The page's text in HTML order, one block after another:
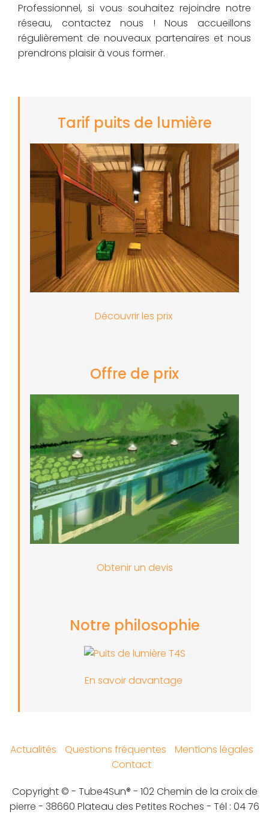
Professionnel, si vous souhaitez rejoindre notre
réseau, contactez nous ! Nous accueillons
régulièrement de nouveaux partenaires et nous
prendrons plaisir à vous former.
Tarif puits de lumière
Découvrir les prix
Offre de prix
Obtenir un devis
Notre philosophie
En savoir davantage
Actualités Questions fréquentes
Mentions légales
Contact
Copyright © - Tube4Sun® - 102 Chemin de la croix de
pierre - 38660 Plateau des Petites Roches - Tél : 04 76